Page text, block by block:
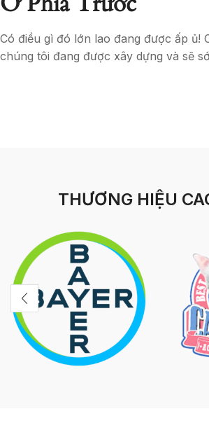
Có điều gì đó lớn lao đang được ấp ủ!
chúng tôi đang được xây dựng và sẽ
THƯƠNG HIỆU